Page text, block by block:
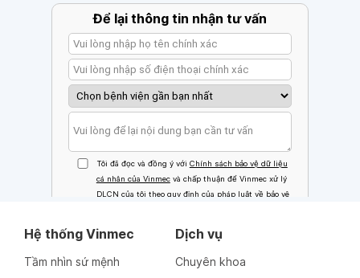
Hệ thống Vinmec
Tầm nhìn sứ mệnh
Dịch vụ
Chuyên khoa